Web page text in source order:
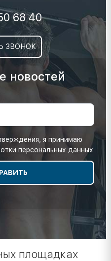
68 40
ЗВОНОК
новостей
я принимаю
персональных данных
площадках